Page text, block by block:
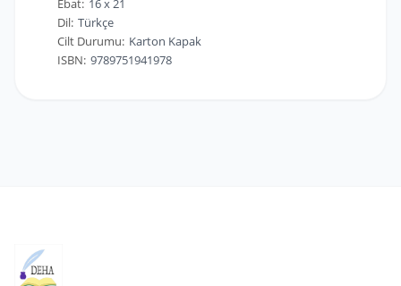
Ebat: 16 x 21
Dil: Türkçe
Cilt Durumu: Karton Kapak
ISBN: 9789751941978